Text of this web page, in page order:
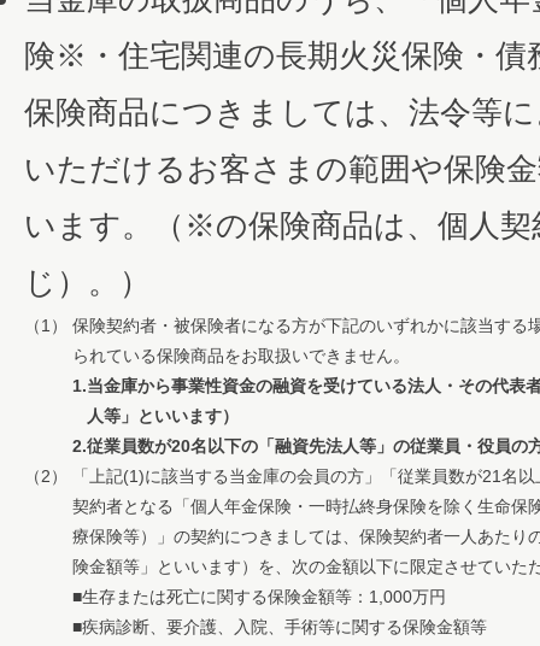
険※・住宅関連の長期火災保険・債
保険商品につきましては、法令等
いただけるお客さまの範囲や保険
います。（※の保険商品は、個人
じ）。）
（1）
保険契約者・被保険者になる方が下記のいずれかに該当する
られている保険商品をお取扱いできません。
1.当金庫から事業性資金の融資を受けている法人・その代表
人等」といいます）
2.従業員数が20名以下の「融資先法人等」の従業員・役員の
（2）
「上記(1)に該当する当金庫の会員の方」「従業員数が21名
契約者となる「個人年金保険・一時払終身保険を除く生命保
療保険等）」の契約につきましては、保険契約者一人あたり
険金額等」といいます）を、次の金額以下に限定させていた
■生存または死亡に関する保険金額等：1,000万円
■疾病診断、要介護、入院、手術等に関する保険金額等